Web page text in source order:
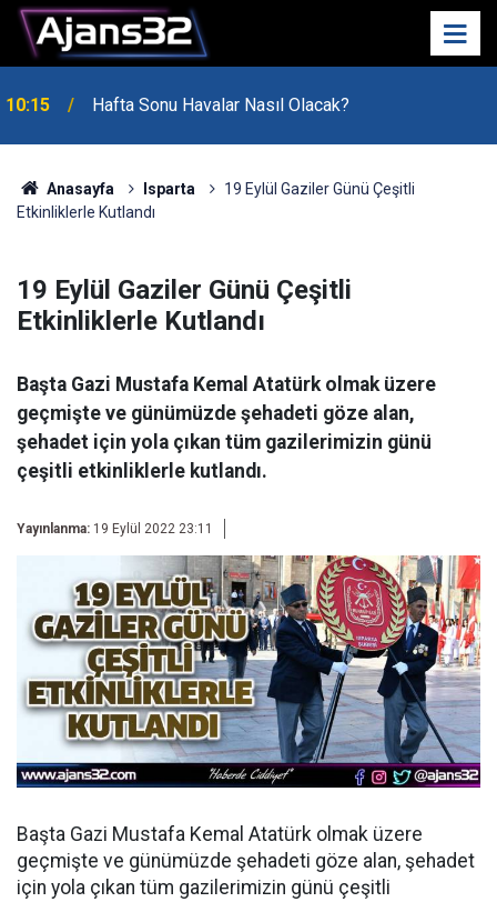
10:15 Hafta Sonu Havalar Nasıl Olacak?
Anasayfa Isparta
19 Eylül Gaziler Günü Çeşitli
Etkinliklerle Kutlandı
19 Eylül Gaziler Günü Çeşitli
Etkinliklerle Kutlandı
Başta Gazi Mustafa Kemal Atatürk olmak üzere
geçmişte ve günümüzde şehadeti göze alan,
şehadet için yola çıkan tüm gazilerimizin günü
çeşitli etkinliklerle kutlandı.
Yayınlanma: 19 Eylül 2022 23:11
Başta Gazi Mustafa Kemal Atatürk olmak üzere
geçmişte ve günümüzde şehadeti göze alan, şehadet
için yola çıkan tüm gazilerimizin günü çeşitli